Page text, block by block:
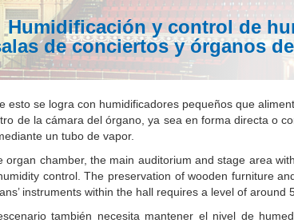
Humidificación y control de
de conciertos y órganos
esto se logra con humidificadores pequeños que
de la cámara del órgano, ya sea en forma directa o
un tubo de vapor.
organ chamber, the main auditorium and stage area
control. The preservation of wooden furniture
instruments within the hall requires a level of around
también necesita mantener el nivel de